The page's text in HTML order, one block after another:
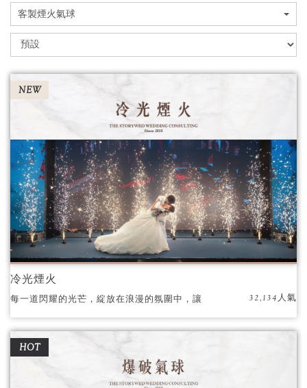
客製煙火氣球
NEW
冷光煙火
每一道閃耀的光芒，綻放在浪漫的氛圍中，讓
每個瞬間都充滿著甜蜜與幸福。
32,134人氣
HOT